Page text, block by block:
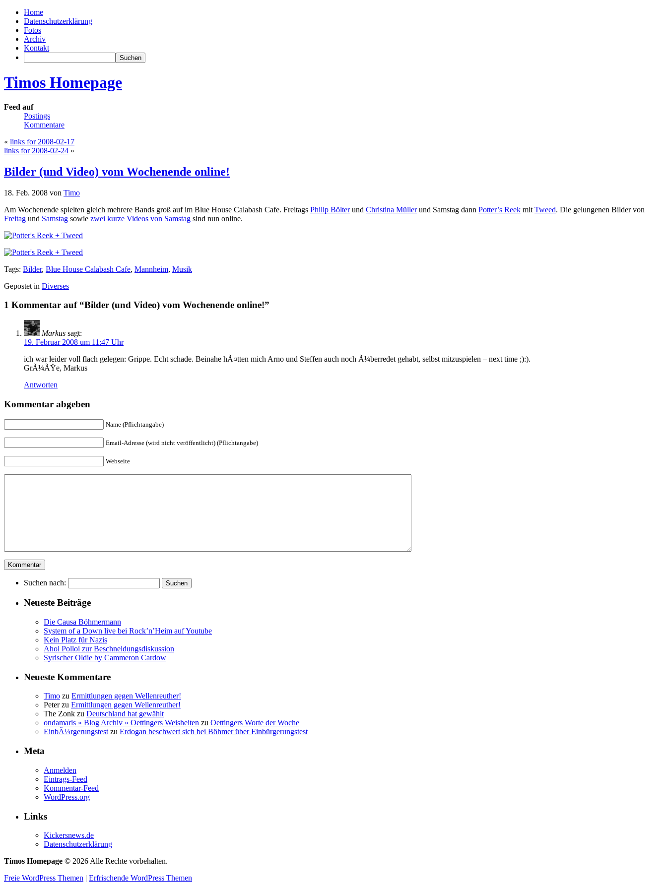
Home
Datenschutzerklärung
Fotos
Archiv
Kontakt
Timos Homepage
Feed auf
Postings
Kommentare
« links for 2008-02-17
links for 2008-02-24 »
Bilder (und Video) vom Wochenende online!
18. Feb. 2008 von Timo
Am Wochenende spielten gleich mehrere Bands groß auf im Blue House Calabash Cafe. Freitags Philip Bölterund Christina Müllerund Samstag dann Potter’s Reek mit Tweed. Die gelungenen Bilder von
Freitag und Samstag sowie zwei kurze Videos von Samstag sind nun online.
Tags: Bilder, Blue House Calabash Cafe, Mannheim, Musik
Gepostet in Diverses
1 Kommentar auf “Bilder (und Video) vom Wochenende online!”
Markus sagt:
19. Februar 2008 um 11:47 Uhr
ich war leider voll flach gelegen: Grippe. Echt schade. Beinahe hÃ¤tten mich Arno und Steffen auch noch Ã¼berredet gehabt, selbst mitzuspielen – next time ;):).
GrÃ¼ÃŸe, Markus
Antworten
Kommentar abgeben
Name (Pflichtangabe)
Email-Adresse (wird nicht veröffentlicht) (Pflichtangabe)
Webseite
Suchen nach:
Neueste Beiträge
Die Causa Böhmermann
System of a Down live bei Rock’n’Heim auf Youtube
Kein Platz für Nazis
Ahoi Polloi zur Beschneidungsdiskussion
Syrischer Oldie by Cammeron Cardow
Neueste Kommentare
Timo zu Ermittlungen gegen Wellenreuther!
Peterzu Ermittlungen gegen Wellenreuther!
The Zonk zu Deutschland hat gewählt
ondamaris » Blog Archiv » Oettingers Weisheiten zu Oettingers Worte der Woche
EinbÃ¼rgerungstestzu Erdogan beschwert sich bei Böhmer über Einbürgerungstest
Meta
Anmelden
Eintrags-Feed
Kommentar-Feed
WordPress.org
Links
Kickersnews.de
Datenschutzerklärung
Timos Homepage © 2026 Alle Rechte vorbehalten.
Freie WordPress Themen | Erfrischende WordPress Themen